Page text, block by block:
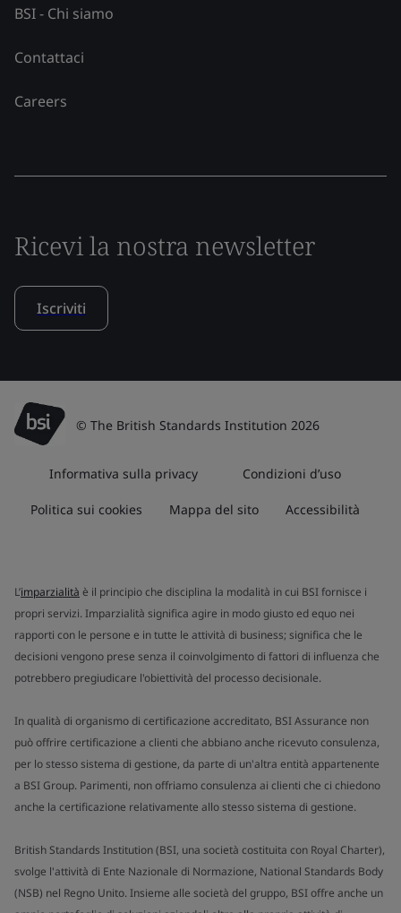
BSI - Chi siamo
Contattaci
Careers
Ricevi la nostra newsletter
Iscriviti
© The British Standards Institution 2026
Informativa sulla privacy Condizioni d’uso
Politica sui cookies Mappa del sito Accessibilità
L’imparzialità è il principio che disciplina la modalità in cui BSI fornisce i
propri servizi. Imparzialità significa agire in modo giusto ed equo nei
rapporti con le persone e in tutte le attività di business; significa che le
decisioni vengono prese senza il coinvolgimento di fattori di influenza che
potrebbero pregiudicare l'obiettività del processo decisionale.
In qualità di organismo di certificazione accreditato, BSI Assurance non
può offrire certificazione a clienti che abbiano anche ricevuto consulenza,
per lo stesso sistema di gestione, da parte di un'altra entità appartenente
a BSI Group. Parimenti, non offriamo consulenza ai clienti che ci chiedono
anche la certificazione relativamente allo stesso sistema di gestione.
British Standards Institution (BSI, una società costituita con Royal Charter),
svolge l'attività di Ente Nazionale di Normazione, National Standards Body
(NSB) nel Regno Unito. Insieme alle società del gruppo, BSI offre anche un